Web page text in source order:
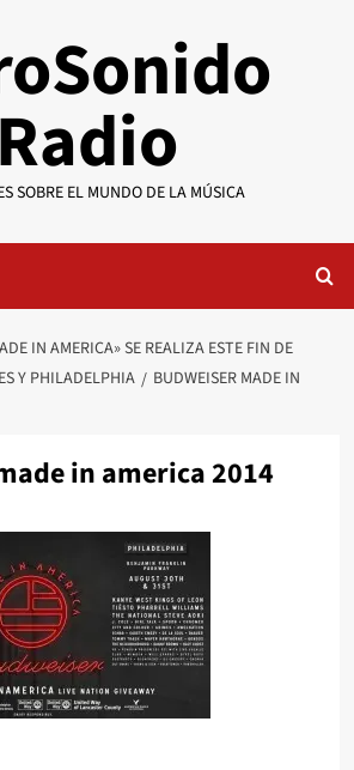
Radio
SOBRE EL MUNDO DE LA MÚSICA
IN AMERICA» SE REALIZA ESTE FIN DE
Y PHILADELPHIA
BUDWEISER MADE IN
in america 2014